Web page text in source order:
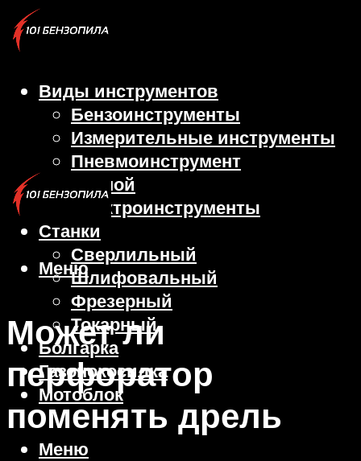
Виды инструментов
Бензоинструменты
Измерительные инструменты
Пневмоинструмент
Ручной
Электроинструменты
Станки
Сверлильный
Шлифовальный
Фрезерный
Токарный
Болгарка
Газонокосилка
Мотоблок
Меню
Меню
Может ли
перфоратор
поменять дрель